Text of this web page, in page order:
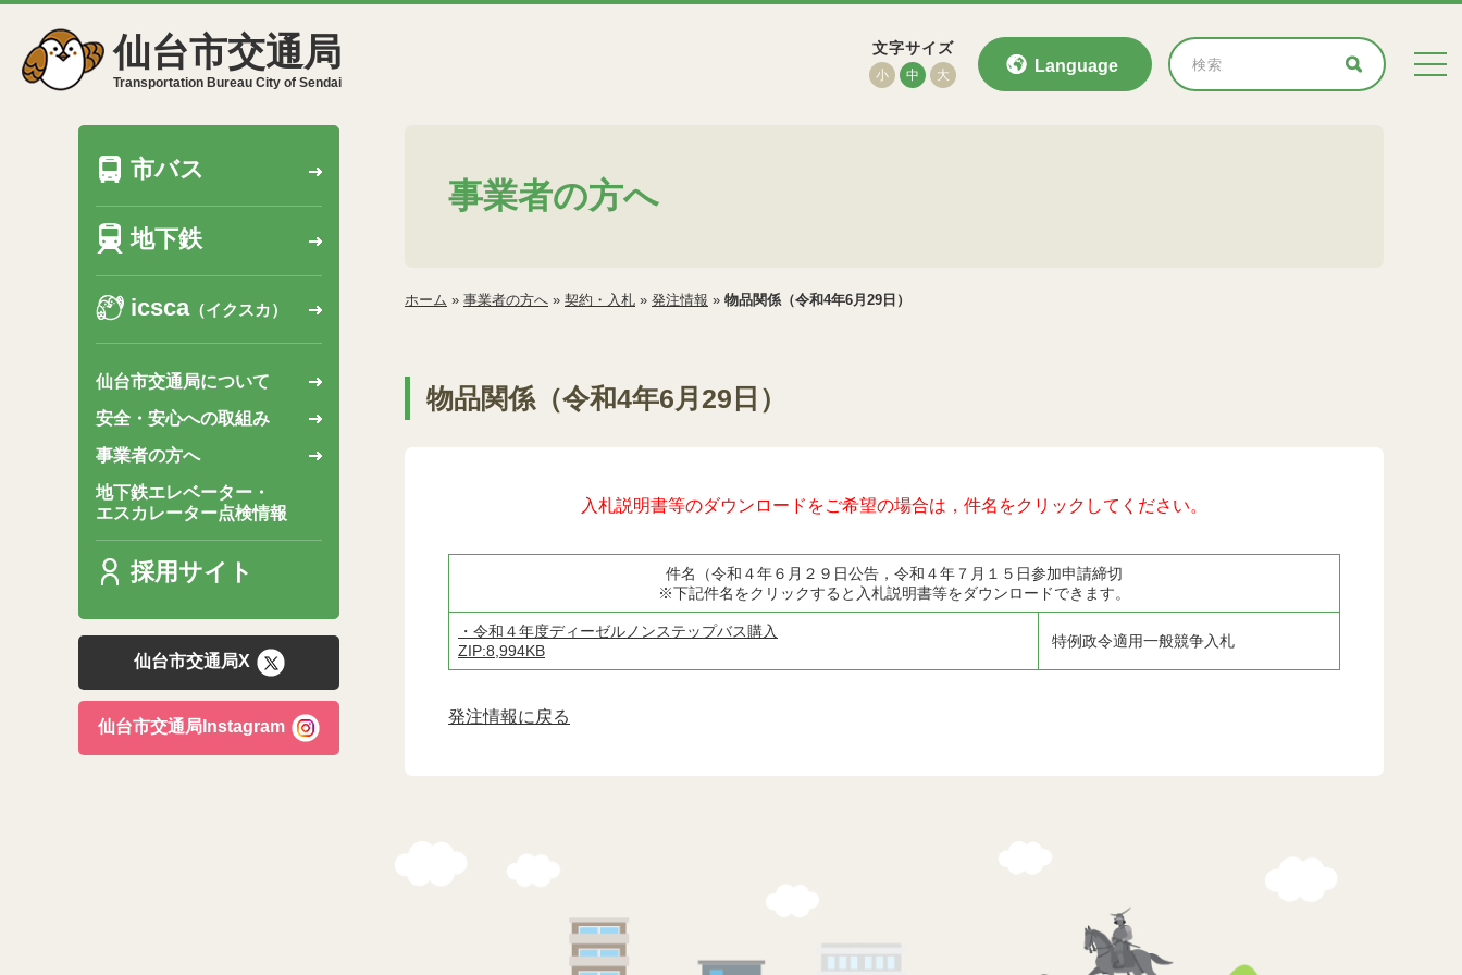
仙台市交通局
Transportation Bureau City of Sendai
Language
文字サイズ
小 中 大
事業者の方へ
ホーム » 事業者の方へ » 契約・入札 » 発注情報 » 物品関係（令和4年6月29日）
物品関係（令和4年6月29日）
入札説明書等のダウンロードをご希望の場合は，件名をクリックしてください。
件名（令和４年６月２９日公告，令和４年７月１５日参加申請締切
※下記件名をクリックすると入札説明書等をダウンロードできます。
・令和４年度ディーゼルノンステップバス購入
ZIP:8,994KB
特例政令適用一般競争入札
発注情報に戻る
市バス
地下鉄
icsca（イクスカ）
仙台市交通局について
安全・安心への取組み
事業者の方へ
地下鉄エレベーター・
エスカレーター点検情報
採用サイト
仙台市交通局X
仙台市交通局Instagram